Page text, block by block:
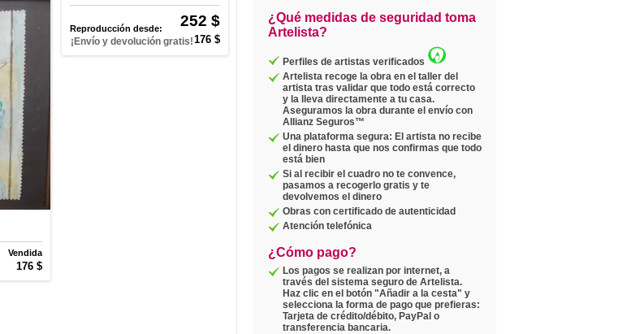
¿Qué medidas de seguridad toma
Artelista?
Perfiles de artistas verificados
Artelista recoge la obra en el taller del
artista tras validar que todo está correcto
y la lleva directamente a tu casa.
Aseguramos la obra durante el envío con
Allianz Seguros™
Una plataforma segura: El artista no recibe
el dinero hasta que nos confirmas que todo
está bien
Si al recibir el cuadro no te convence,
pasamos a recogerlo gratis y te
devolvemos el dinero
Obras con certificado de autenticidad
Atención telefónica
¿Cómo pago?
Los pagos se realizan por internet, a
través del sistema seguro de Artelista.
Haz clic en el botón "Añadir a la cesta" y
selecciona la forma de pago que prefieras:
Tarjeta de crédito/débito, PayPal o
transferencia bancaria.
252 $
Reproducción desde:
176 $
¡Envío y devolución gratis!
Vendida
176 $